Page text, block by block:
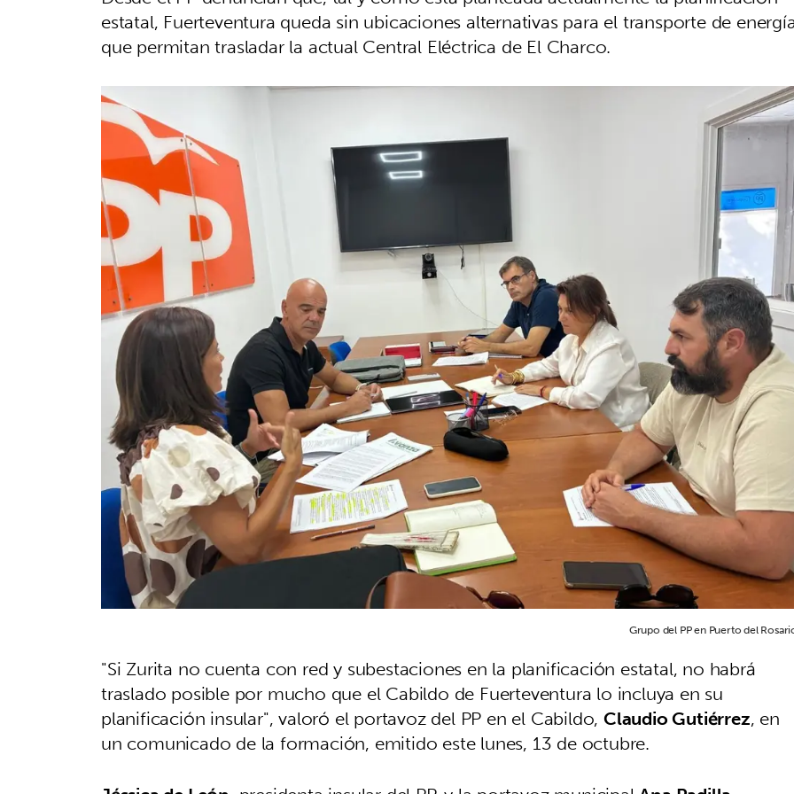
estatal, Fuerteventura queda sin ubicaciones alternativas para el transporte de
que permitan trasladar la actual Central Eléctrica de El Charco.
Grupo del PP en Puerto del
"Si Zurita no cuenta con red y subestaciones en la planificación estatal, no habrá
traslado posible por mucho que el Cabildo de Fuerteventura lo incluya en su
planificación insular", valoró el portavoz del PP en el Cabildo, Claudio Gutiérrez, en
un comunicado de la formación, emitido este lunes, 13 de octubre.